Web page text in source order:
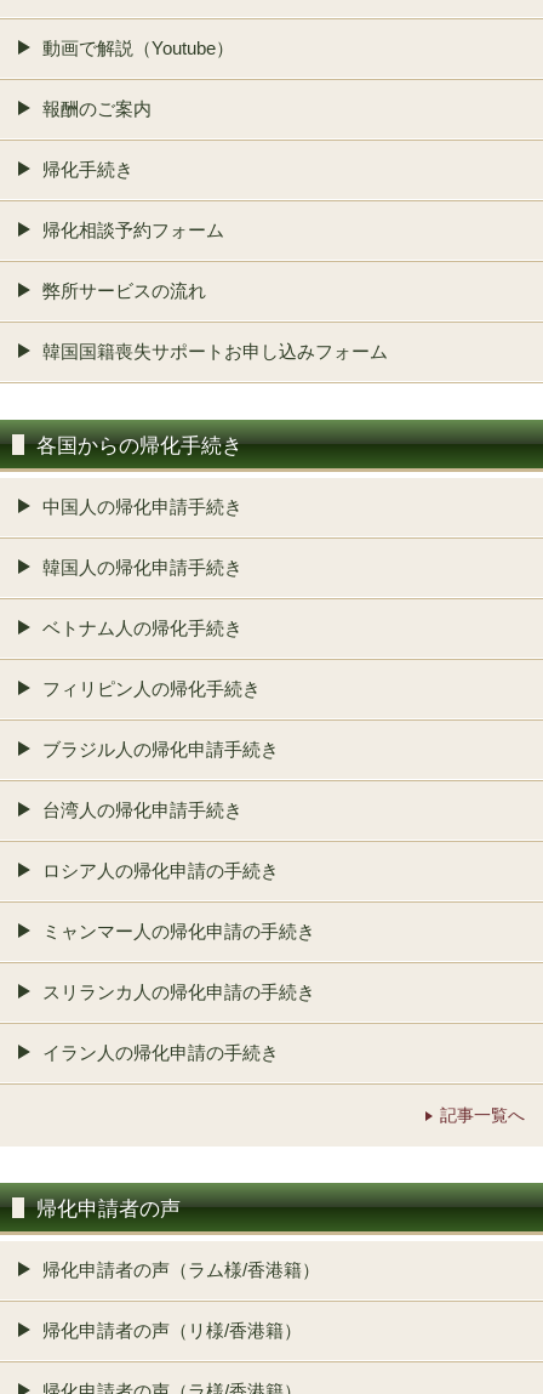
動画で解説（Youtube）
報酬のご案内
帰化手続き
帰化相談予約フォーム
弊所サービスの流れ
韓国国籍喪失サポートお申し込みフォーム
各国からの帰化手続き
中国人の帰化申請手続き
韓国人の帰化申請手続き
ベトナム人の帰化手続き
フィリピン人の帰化手続き
ブラジル人の帰化申請手続き
台湾人の帰化申請手続き
ロシア人の帰化申請の手続き
ミャンマー人の帰化申請の手続き
スリランカ人の帰化申請の手続き
イラン人の帰化申請の手続き
記事一覧へ
帰化申請者の声
帰化申請者の声（ラム様/香港籍）
帰化申請者の声（リ様/香港籍）